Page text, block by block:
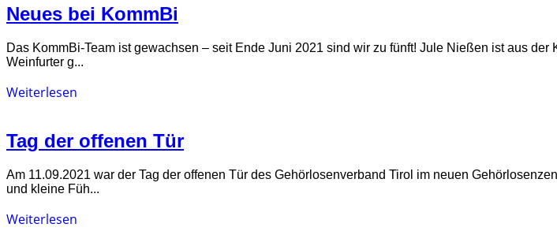
Neues bei KommBi
Das KommBi-Team ist gewachsen – seit Ende Juni 2021 sind wir zu fünft! Jule Nießen ist aus
Weinfurter g...
Weiterlesen
Tag der offenen Tür
Am 11.09.2021 war der Tag der offenen Tür des Gehörlosenverband Tirol im neuen
und kleine Füh...
Weiterlesen